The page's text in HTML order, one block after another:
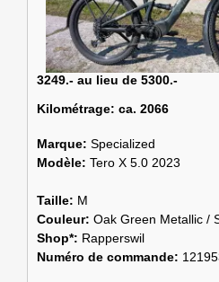
3249.- au lieu de 5300.-
Kilométrage: ca. 2066
Marque: Specialized
Modèle: Tero X 5.0 2023
Taille: M
Couleur: Oak Green Metallic /
Shop*: Rapperswil
Numéro de commande: